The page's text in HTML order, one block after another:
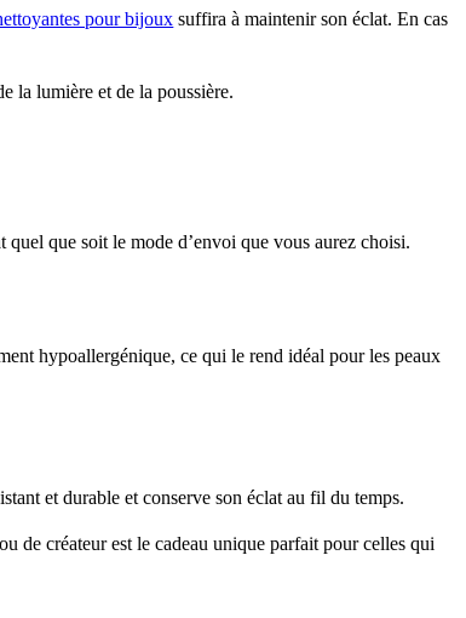
pour bijoux suffira à maintenir son éclat. En cas
la lumière et de la poussière.
que soit le mode d’envoi que vous aurez choisi.
hypoallergénique, ce qui le rend idéal pour les peaux
et durable et conserve son éclat au fil du temps.
de créateur est le cadeau unique parfait pour celles qui